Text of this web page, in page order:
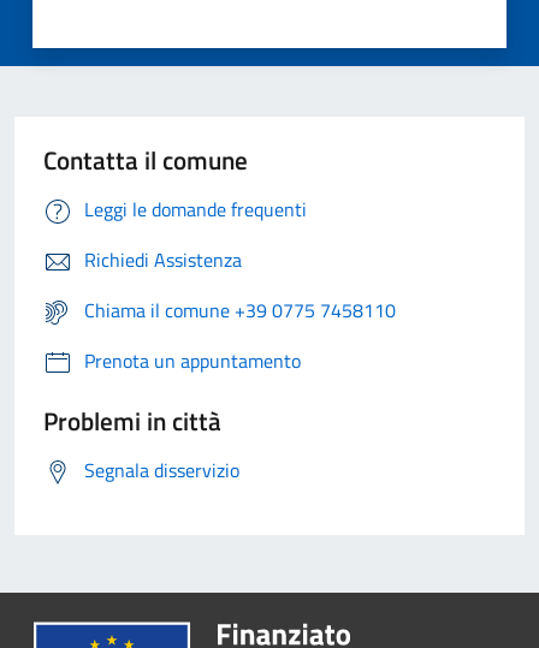
Contatta il comune
Leggi le domande frequenti
Richiedi Assistenza
Chiama il comune +39 0775 7458110
Prenota un appuntamento
Problemi in città
Segnala disservizio